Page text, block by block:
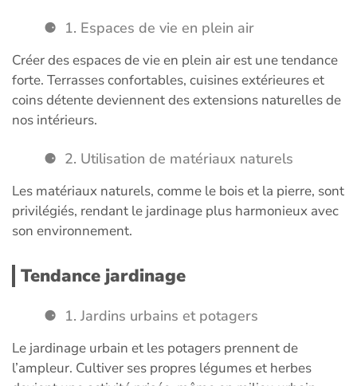
1. Espaces de vie en plein air
Créer des espaces de vie en plein air est une tendance
forte. Terrasses confortables, cuisines extérieures et
coins détente deviennent des extensions naturelles de
nos intérieurs.
2. Utilisation de matériaux naturels
Les matériaux naturels, comme le bois et la pierre, sont
privilégiés, rendant le jardinage plus harmonieux avec
son environnement.
Tendance jardinage
1. Jardins urbains et potagers
Le jardinage urbain et les potagers prennent de
l’ampleur. Cultiver ses propres légumes et herbes